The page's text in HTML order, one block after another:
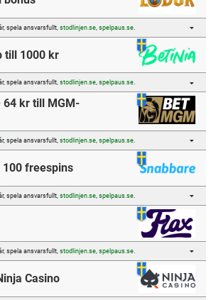
spela ansvarsfullt, stodlinjen.se, spelpaus.se.
till 1000 kr
spela ansvarsfullt, stodlinjen.se, spelpaus.se.
64 kr till MGM-
spela ansvarsfullt, stodlinjen.se, spelpaus.se.
100 freespins
spela ansvarsfullt, stodlinjen.se, spelpaus.se.
spela ansvarsfullt, stodlinjen.se, spelpaus.se.
Casino